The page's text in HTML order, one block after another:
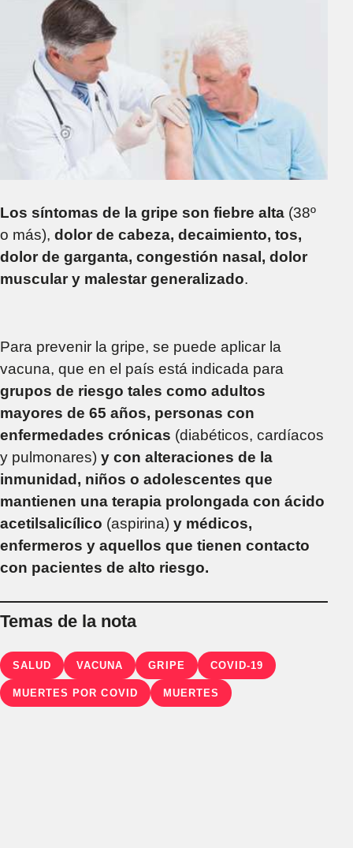
Los síntomas de la gripe son fiebre alta (38º
o más), dolor de cabeza, decaimiento, tos,
dolor de garganta, congestión nasal, dolor
muscular y malestar generalizado.
Para prevenir la gripe, se puede aplicar la
vacuna, que en el país está indicada para
grupos de riesgo tales como adultos
mayores de 65 años, personas con
enfermedades crónicas (diabéticos, cardíacos
y pulmonares) y con alteraciones de la
inmunidad, niños o adolescentes que
mantienen una terapia prolongada con ácido
acetilsalicílico (aspirina) y médicos,
enfermeros y aquellos que tienen contacto
con pacientes de alto riesgo.
Temas de la nota
SALUD VACUNA GRIPE COVID-19
MUERTES POR COVID MUERTES